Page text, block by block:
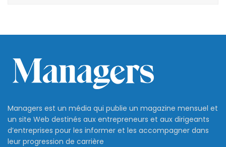
Managers est un média qui publie un magazine mensuel et
un site Web destinés aux entrepreneurs et aux dirigeants
d’entreprises pour les informer et les accompagner dans
leur progression de carrière